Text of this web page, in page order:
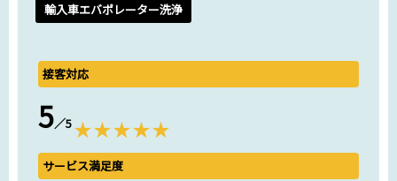
輸入車エバポレーター洗浄
接客対応
5／5
サービス満足度